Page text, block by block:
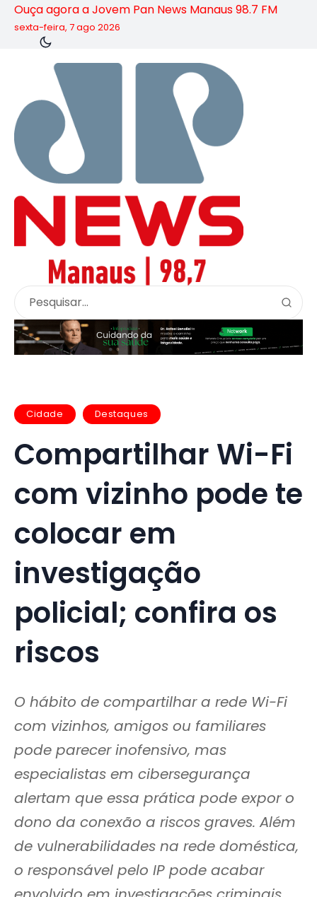
Ouça agora a Jovem Pan News Manaus 98.7 FM
sexta-feira, 7 ago 2026
Cidade Destaques
Compartilhar Wi-Fi
com vizinho pode te
colocar em
investigação
policial; confira os
riscos
O hábito de compartilhar a rede Wi-Fi
com vizinhos, amigos ou familiares
pode parecer inofensivo, mas
especialistas em cibersegurança
alertam que essa prática pode expor o
dono da conexão a riscos graves. Além
de vulnerabilidades na rede doméstica,
o responsável pelo IP pode acabar